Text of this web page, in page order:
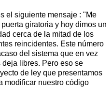
el siguiente mensaje : "Me
giratoria y hoy dimos un
cerca de la mitad de los
reincidentes. Este número
del sistema que en vez
libres. Pero eso se
de ley que presentamos
modificar nuestro código